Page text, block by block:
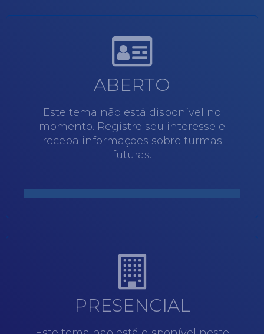
ABERTO
Este tema não está disponível no
momento. Registre seu interesse e
receba informações sobre turmas
futuras.
PRESENCIAL